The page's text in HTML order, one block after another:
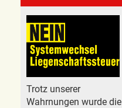
Trotz unserer
Wahrnungen wurde die